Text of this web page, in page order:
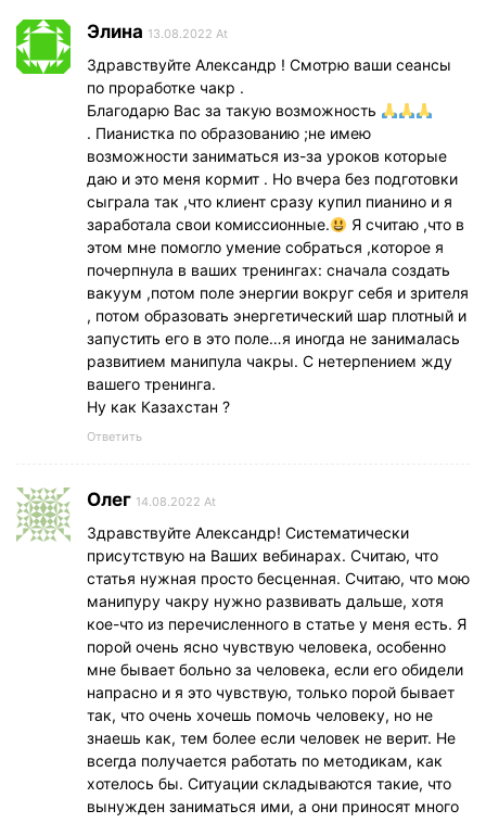
Элина 13.08.2022 At
Здравствуйте Александр ! Смотрю ваши сеансы
по проработке чакр .
Благодарю Вас за такую возможность
. Пианистка по образованию ;не имею
возможности заниматься из-за уроков которые
даю и это меня кормит . Но вчера без подготовки
сыграла так ,что клиент сразу купил пианино и я
заработала свои комиссионные.
Я считаю ,что в
этом мне помогло умение собраться ,которое я
почерпнула в ваших тренингах: сначала создать
вакуум ,потом поле энергии вокруг себя и зрителя
, потом образовать энергетический шар плотный и
запустить его в это поле…я иногда не занималась
развитием манипула чакры. С нетерпением жду
вашего тренинга.
Ну как Казахстан ?
Ответить
Олег 14.08.2022 At
Здравствуйте Александр! Систематически
присутствую на Ваших вебинарах. Считаю, что
статья нужная просто бесценная. Считаю, что мою
манипуру чакру нужно развивать дальше, хотя
кое-что из перечисленного в статье у меня есть. Я
порой очень ясно чувствую человека, особенно
мне бывает больно за человека, если его обидели
напрасно и я это чувствую, только порой бывает
так, что очень хочешь помочь человеку, но не
знаешь как, тем более если человек не верит. Не
всегда получается работать по методикам, как
хотелось бы. Ситуации складываются такие, что
вынужден заниматься ими, а они приносят много